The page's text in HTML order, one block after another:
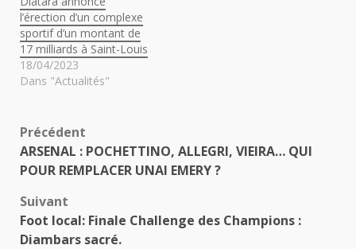
l’érection d’un complexe
sportif d’un montant de
17 milliards à Saint-Louis
18/04/2023
Dans "Actualités"
Navigation
d’article
Précédent
ARSENAL : POCHETTINO, ALLEGRI, VIEIRA… QUI
POUR REMPLACER UNAI EMERY ?
Suivant
Foot local: Finale Challenge des Champions :
Diambars sacré.